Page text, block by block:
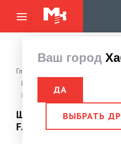
Ваш город
ДА
ВЫБРАТЬ
Главная страница
Шуруп ГЛУХАРЬ для деревянных
Шуруп глухарь DIN 571 10,0х 90
Шуруп глухарь DIN 571
FASTEN